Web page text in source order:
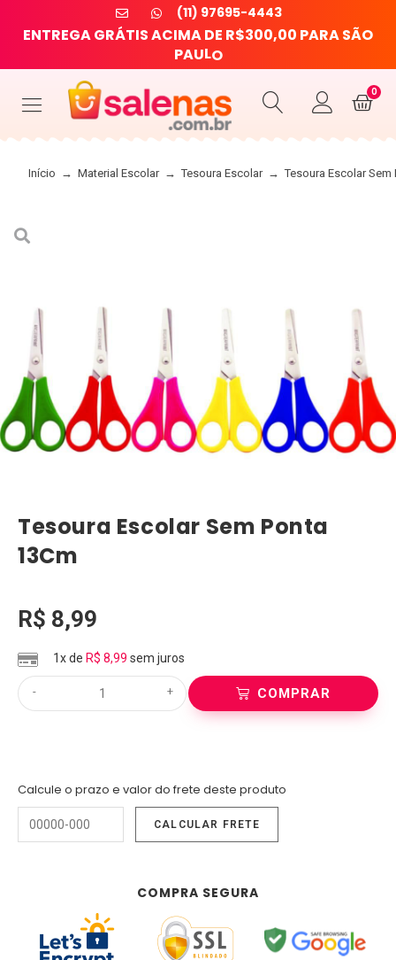
(11) 97695-4443
ENTREGAGRÁTISACIMADE R$300,00 PARASÃO
PAULO
0
Início → Material Escolar → Tesoura Escolar → Tesoura Escolar Sem
Tesoura Escolar Sem Ponta
13Cm
R$ 8,99
1x de R$ 8,99 sem juros
- + COMPRAR
Calcule o prazo e valor do frete deste produto
COMPRA SEGURA